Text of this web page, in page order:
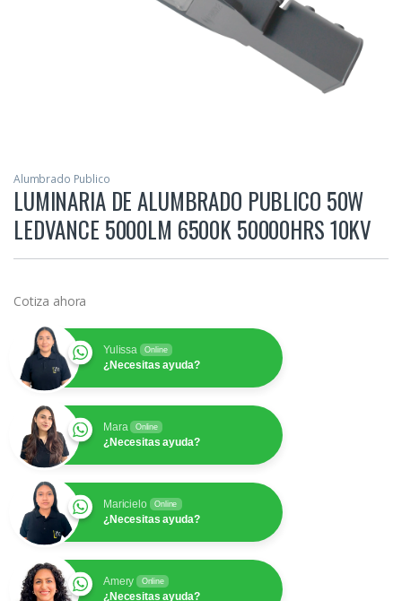
Alumbrado Publico
LUMINARIA DE ALUMBRADO PUBLICO 50W
LEDVANCE 5000LM 6500K 50000HRS 10KV
Cotiza ahora
Yulissa Online
¿Necesitas ayuda?
Mara Online
¿Necesitas ayuda?
Maricielo Online
¿Necesitas ayuda?
Amery Online
¿Necesitas ayuda?